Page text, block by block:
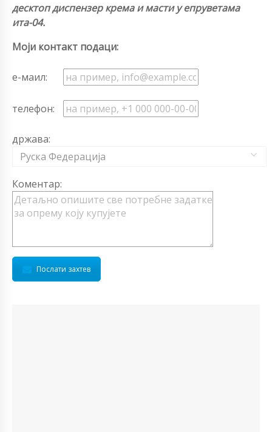
десктоп диспензер крема и масти у епруветама
ита-04.
Моји контакт подаци:
е-маил:
телефон:
држава:
Руска Федерација
Коментар:
Послати захтев